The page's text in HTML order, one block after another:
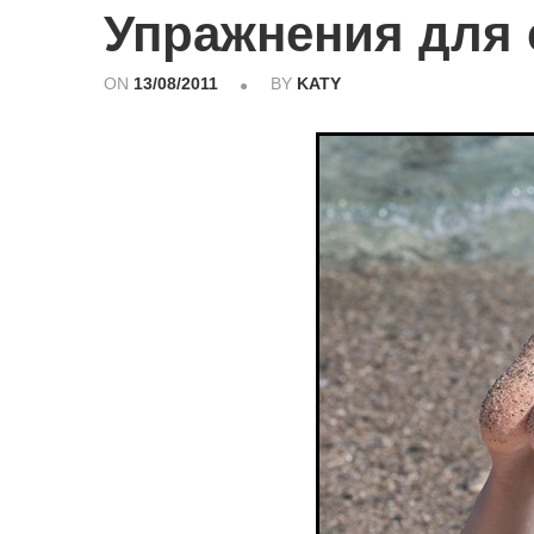
Упражнения для
ON 13/08/2011 BY KATY